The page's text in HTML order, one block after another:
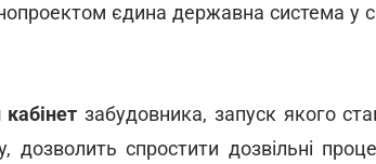
єдина державна система у
забудовника, запуск якого
дозволить спростити дозвільні